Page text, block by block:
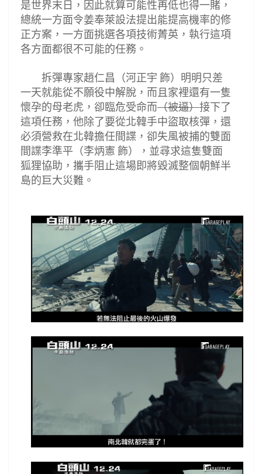
是世界末日，因此就算可能性再低也得一賭，
總統一方面令姜奉萊設法提出能提高機率的修
正方案，一方面挑選各項技術菁英，執行這項
各方面都很不可能的任務。
拆彈專家趙仁昌（河正宇 飾）明明只差
一天就能從不願役中解脫，而且家裡還有一隻
懷孕的母老虎，卻臨危受命而（被逼）接下了
這項任務，他除了要從北韓手中盜取核彈，還
必須營救在北韓擔任間諜，卻失風被捕的雙面
間諜李準平（李炳憲 飾），並尋求這隻雙面
狐狸協助，攜手阻止這場即將毀滅整個朝鮮半
島的巨大災難。